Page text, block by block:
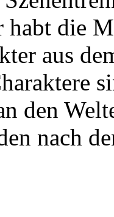
habt die
aus
den
nach